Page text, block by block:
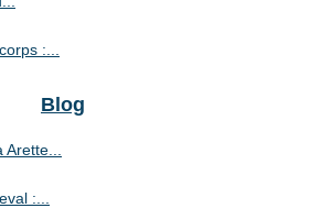
:...
Blog
:...